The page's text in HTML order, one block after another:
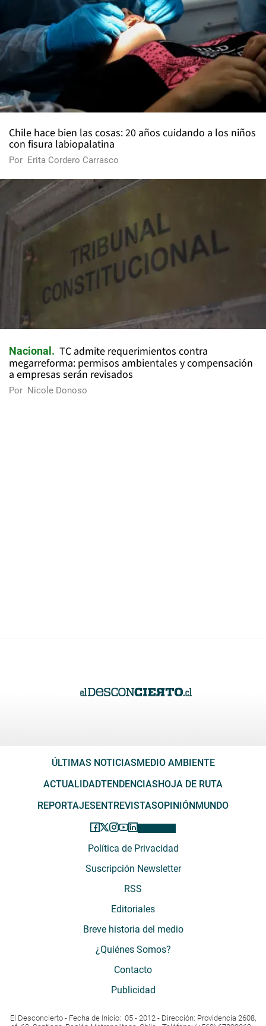
Chile hace bien las cosas: 20 años cuidando a los niños
con fisura labiopalatina
Por Erita Cordero Carrasco
Nacional
TC admite requerimientos contra
megarreforma: permisos ambientales y compensación
a empresas serán revisados
Por Nicole Donoso
ÚLTIMAS NOTICIASMEDIO AMBIENTE
ACTUALIDADTENDENCIASHOJA DE RUTA
REPORTAJESENTREVISTASOPINIÓNMUNDO
Política de Privacidad
Suscripción Newsletter
RSS
Editoriales
Breve historia del medio
¿Quiénes Somos?
Contacto
Publicidad
El Desconcierto - Fecha de Inicio: 05 - 2012 - Dirección: Providencia 2608,